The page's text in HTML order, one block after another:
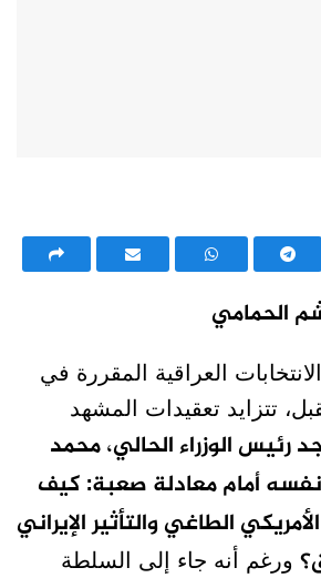
الحمامي
العراقية المقررة في
تتزايد تعقيدات المشهد
رئيس الوزراء الحالي، محمد
أمام معادلة صعبة: كيف
الطاغي والتأثير الإيراني
ورغم أنه جاء إلى السلطة